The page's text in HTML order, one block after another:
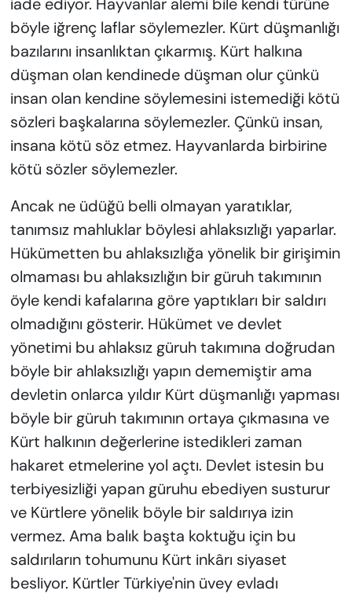
böyle iğrenç laflar söylemezler. Kürt düşmanlığı
bazılarını insanlıktan çıkarmış. Kürt halkına
düşman olan kendinede düşman olur çünkü
insan olan kendine söylemesini istemediği kötü
sözleri başkalarına söylemezler. Çünkü insan,
insana kötü söz etmez. Hayvanlarda birbirine
kötü sözler söylemezler.
Ancak ne üdüğü belli olmayan yaratıklar,
tanımsız mahluklar böylesi ahlaksızlığı yaparlar.
Hükümetten bu ahlaksızlığa yönelik bir girişimin
olmaması bu ahlaksızlığın bir güruh takımının
öyle kendi kafalarına göre yaptıkları bir saldırı
olmadığını gösterir. Hükümet ve devlet
yönetimi bu ahlaksız güruh takımına doğrudan
böyle bir ahlaksızlığı yapın dememiştir ama
devletin onlarca yıldır Kürt düşmanlığı yapması
böyle bir güruh takımının ortaya çıkmasına ve
Kürt halkının değerlerine istedikleri zaman
hakaret etmelerine yol açtı. Devlet istesin bu
terbiyesizliği yapan güruhu ebediyen susturur
ve Kürtlere yönelik böyle bir saldırıya izin
vermez. Ama balık başta koktuğu için bu
saldırıların tohumunu Kürt inkârı siyaset
besliyor. Kürtler Türkiye'nin üvey evladı